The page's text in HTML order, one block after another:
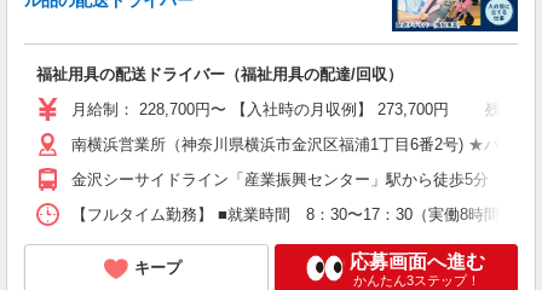
福祉用具の配送ドライバー（福祉用具の配達/回収）
月給制： 228,700円〜 【入社時の月収例】 273,700円 残業
南横浜営業所（神奈川県横浜市金沢区福浦1丁目6番2号) ★バイ
金沢シーサイドライン「産業振興センター」駅から徒歩5分
【フルタイム勤務】 ■就業時間 8：30〜17：30（実働8時間勤
キープ 応募画面へ進む
かんたん3ステップ！